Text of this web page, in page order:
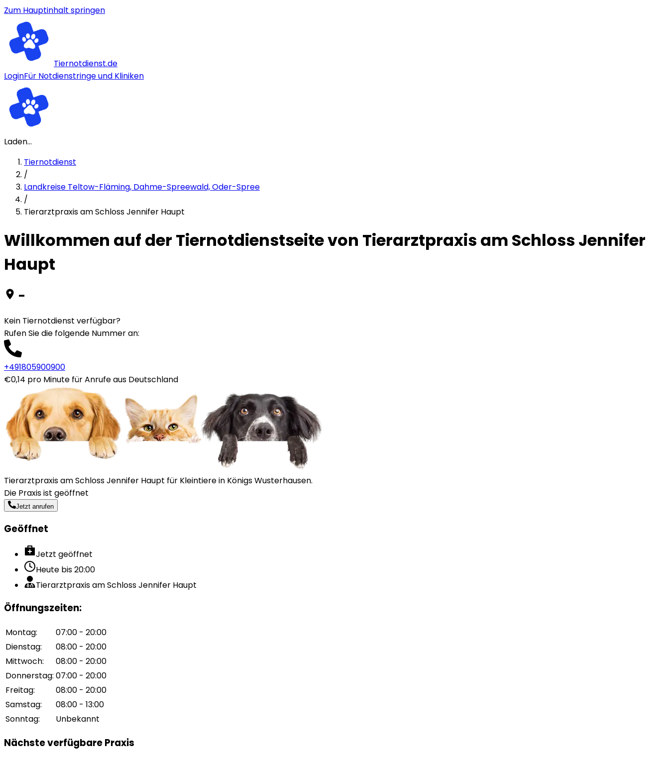
Zum Hauptinhalt springen
Tiernotdienst.de
LoginFür Notdienstringe und Kliniken
Laden...
Tiernotdienst
/
Landkreise Teltow-Fläming, Dahme-Spreewald, Oder-Spree
/
Tierarztpraxis am Schloss Jennifer Haupt
Willkommen auf der Tiernotdienstseite von Tierarztpraxis am Schloss Jennifer
Haupt
-
Kein Tiernotdienst verfügbar?
Rufen Sie die folgende Nummer an:
+491805900900
€0,14 pro Minute für Anrufe aus Deutschland
Tierarztpraxis am Schloss Jennifer Haupt für Kleintiere in Königs Wusterhausen.
Die Praxis ist geöffnet
Jetzt anrufen
Geöffnet
Jetzt geöffnet
Heute bis20:00
Tierarztpraxis am Schloss Jennifer Haupt
Öffnungszeiten:
Montag:
07:00 - 20:00
Dienstag:
08:00 - 20:00
Mittwoch:
08:00 - 20:00
Donnerstag: 07:00 - 20:00
Freitag:
08:00 - 20:00
Samstag:
08:00 - 13:00
Sonntag: Unbekannt
Nächste verfügbare Praxis